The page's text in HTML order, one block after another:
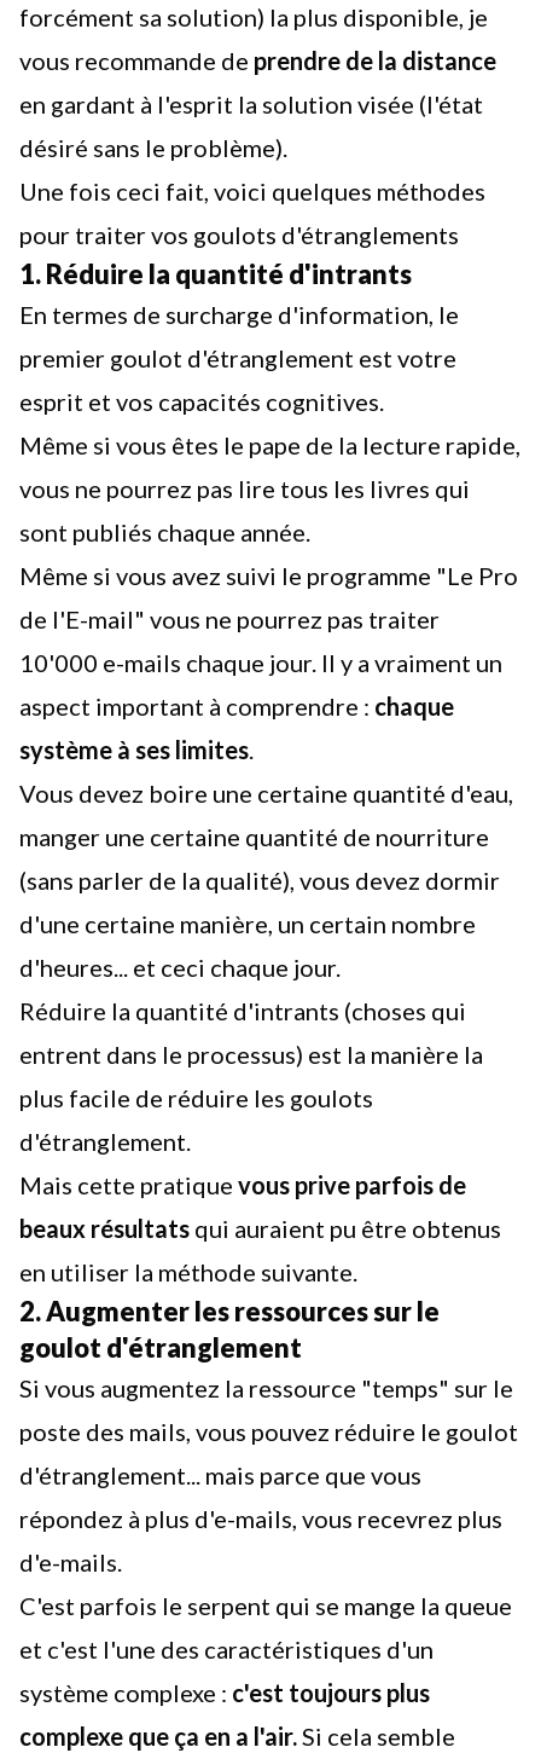
forcément sa solution) la plus disponible, je
vous recommande de prendre de la distance
en gardant à l'esprit la solution visée (l'état
désiré sans le problème).
Une fois ceci fait, voici quelques méthodes
pour traiter vos goulots d'étranglements
1. Réduire la quantité d'intrants
En termes de surcharge d'information, le
premier goulot d'étranglement est votre
esprit et vos capacités cognitives.
Même si vous êtes le pape de la lecture rapide,
vous ne pourrez pas lire tous les livres qui
sont publiés chaque année.
Même si vous avez suivi le programme "Le Pro
de l'E-mail" vous ne pourrez pas traiter
10'000 e-mails chaque jour. Il y a vraiment un
aspect important à comprendre : chaque
système à ses limites.
Vous devez boire une certaine quantité d'eau,
manger une certaine quantité de nourriture
(sans parler de la qualité), vous devez dormir
d'une certaine manière, un certain nombre
d'heures... et ceci chaque jour.
Réduire la quantité d'intrants (choses qui
entrent dans le processus) est la manière la
plus facile de réduire les goulots
d'étranglement.
Mais cette pratique vous prive parfois de
beaux résultats qui auraient pu être obtenus
en utiliser la méthode suivante.
2. Augmenter les ressources sur le
goulot d'étranglement
Si vous augmentez la ressource "temps" sur le
poste des mails, vous pouvez réduire le goulot
d'étranglement... mais parce que vous
répondez à plus d'e-mails, vous recevrez plus
d'e-mails.
C'est parfois le serpent qui se mange la queue
et c'est l'une des caractéristiques d'un
système complexe : c'est toujours plus
complexe que ça en a l'air.Si cela semble